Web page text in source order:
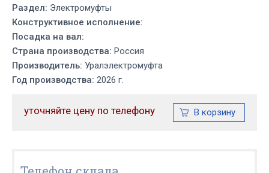
Раздел: Электромуфты
Конструктивное исполнение:
Посадка на вал:
Страна производства: Россия
Производитель: Уралэлектромуфта
Год производства: 2026 г.
уточняйте цену по телефону